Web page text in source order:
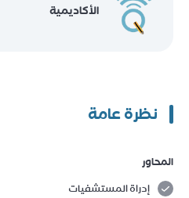
الأكاديمية
نظرة عامة
المحاور
إدراة المستشفيات